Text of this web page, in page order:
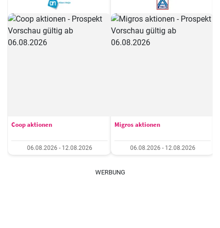
Coop aktionen
06.08.2026 - 12.08.2026
Migros aktionen
06.08.2026 - 12.08.2026
WERBUNG